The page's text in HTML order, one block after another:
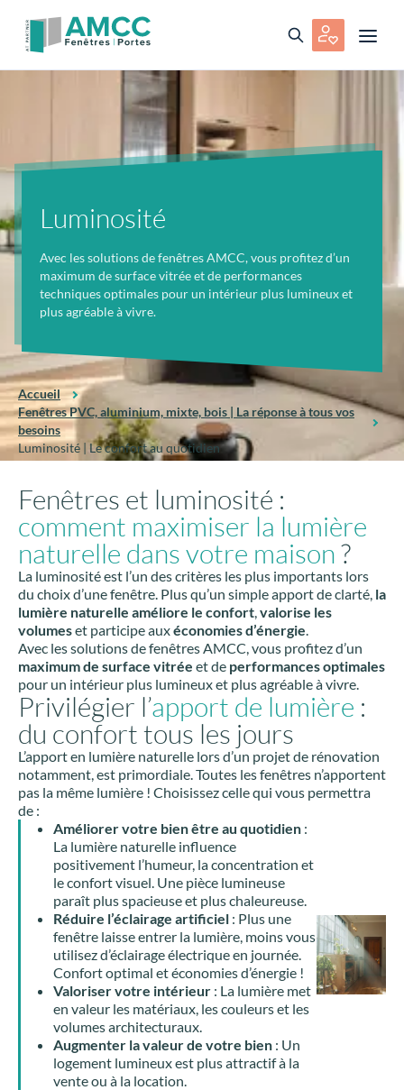
Luminosité
Avec les solutions de fenêtres AMCC, vous profitez d’un
maximum de surface vitrée et de performances
techniques optimales pour un intérieur plus lumineux et
plus agréable à vivre.
Accueil
Fenêtres PVC, aluminium, mixte, bois | La réponse à tous vos
besoins
Luminosité | Le confort au quotidien
Fenêtres et luminosité :
comment maximiser la lumière
naturelle dans votre maison?
La luminosité est l’un des critères les plus importants lors
du choix d’une fenêtre. Plus qu’un simple apport de clarté, la
lumière naturelle améliore le confort,valorise les
volumeset participe auxéconomies d’énergie.
Avec les solutions de fenêtres AMCC, vous profitez d’un
maximum de surface vitrée et de performances optimales
pour un intérieur plus lumineux et plus agréable à vivre.
Privilégier l’apport de lumière :
du confort tous les jours
L’apport en lumière naturelle lors d’un projet de rénovation
notamment, est primordiale. Toutes les fenêtres n’apportent
pas la même lumière ! Choisissez celle qui vous permettra
de :
Améliorer votre bien être au quotidien :
La lumière naturelle influence
positivement l’humeur, la concentration et
le confort visuel. Une pièce lumineuse
paraît plus spacieuse et plus chaleureuse.
Réduire l’éclairage artificiel : Plus une
fenêtre laisse entrer la lumière, moins vous
utilisez d’éclairage électrique en journée.
Confort optimal et économies d’énergie !
Valoriser votre intérieur : La lumière met
en valeur les matériaux, les couleurs et les
volumes architecturaux.
Augmenter la valeur de votre bien : Un
logement lumineux est plus attractif à la
vente ou à la location.